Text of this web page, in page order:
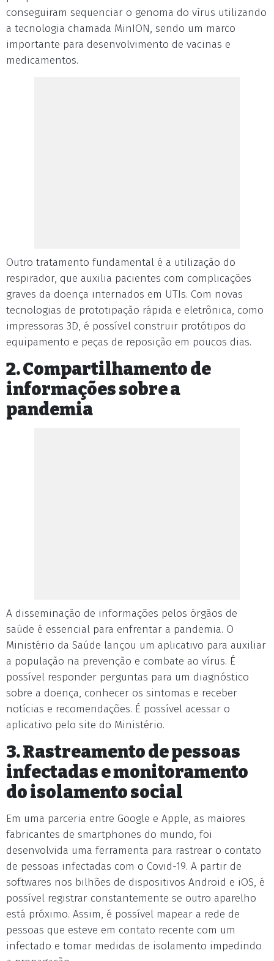
conseguiram sequenciar o genoma do vírus utilizando
a tecnologia chamada MinION, sendo um marco
importante para desenvolvimento de vacinas e
medicamentos.
Outro tratamento fundamental é a utilização do
respirador, que auxilia pacientes com complicações
graves da doença internados em UTIs. Com novas
tecnologias de prototipação rápida e eletrônica, como
impressoras 3D, é possível construir protótipos do
equipamento e peças de reposição em poucos dias.
2. Compartilhamento de
informações sobre a
pandemia
A disseminação de informações pelos órgãos de
saúde é essencial para enfrentar a pandemia. O
Ministério da Saúde lançou um aplicativo para auxiliar
a população na prevenção e combate ao vírus. É
possível responder perguntas para um diagnóstico
sobre a doença, conhecer os sintomas e receber
notícias e recomendações. É possível acessar o
aplicativo pelo site do Ministério.
3. Rastreamento de pessoas
infectadas e monitoramento
do isolamento social
Em uma parceria entre Google e Apple, as maiores
fabricantes de smartphones do mundo, foi
desenvolvida uma ferramenta para rastrear o contato
de pessoas infectadas com o Covid-19. A partir de
softwares nos bilhões de dispositivos Android e iOS, é
possível registrar constantemente se outro aparelho
está próximo. Assim, é possível mapear a rede de
pessoas que esteve em contato recente com um
infectado e tomar medidas de isolamento impedindo